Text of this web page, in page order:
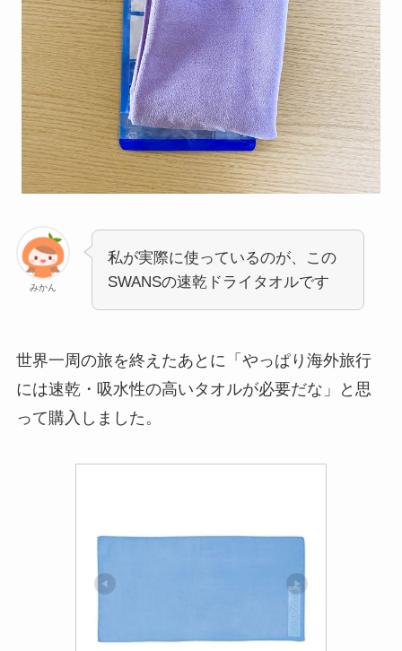
みかん
私が実際に使っているのが、この
SWANSの速乾ドライタオルです
世界一周の旅を終えたあとに「やっぱり海外旅行
には速乾・吸水性の高いタオルが必要だな」と思
って購入しました。